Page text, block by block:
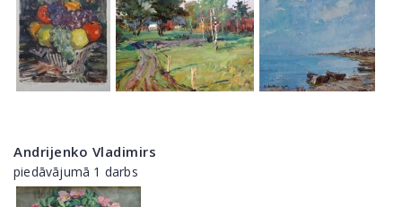
Andrijenko Vladimirs
piedāvājumā 1 darbs